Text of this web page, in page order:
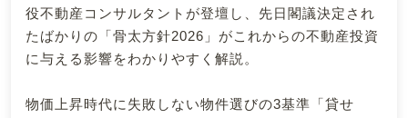
役不動産コンサルタントが登壇し、先日閣議決定され
たばかりの「骨太方針2026」がこれからの不動産投資
に与える影響をわかりやすく解説。
物価上昇時代に失敗しない物件選びの3基準「貸せ